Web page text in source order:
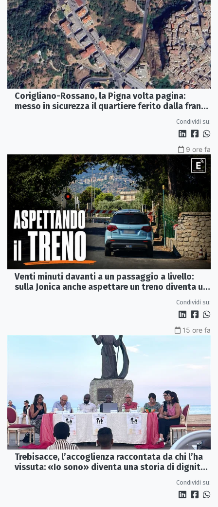
Corigliano-Rossano, la Pigna volta pagina:
messo in sicurezza il quartiere ferito dalla frana
Condividi su:
9 ore fa
Venti minuti davanti a un passaggio a livello:
sulla Jonica anche aspettare un treno diventa un
Condividi su:
15 ore fa
Trebisacce, l’accoglienza raccontata da chi l’ha
vissuta: «Io sono» diventa una storia di dignità
Condividi su: